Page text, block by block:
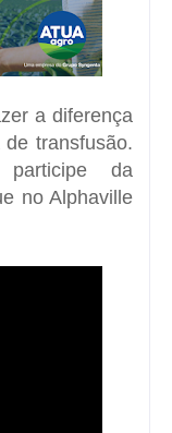
a diferença
transfusão.
da
no Alphaville